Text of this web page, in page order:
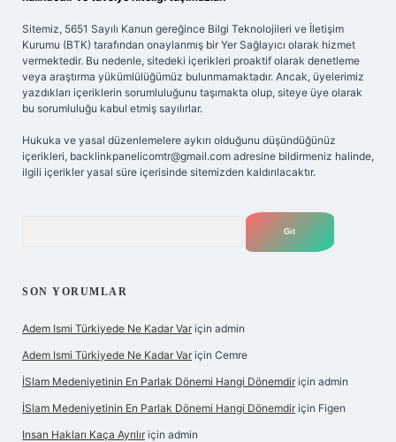
Sitemiz, 5651 Sayılı Kanun gereğince Bilgi Teknolojileri ve İletişim
Kurumu (BTK) tarafından onaylanmış bir Yer Sağlayıcı olarak hizmet
vermektedir. Bu nedenle, sitedeki içerikleri proaktif olarak denetleme
veya araştırma yükümlülüğümüz bulunmamaktadır. Ancak, üyelerimiz
yazdıkları içeriklerin sorumluluğunu taşımakta olup, siteye üye olarak
bu sorumluluğu kabul etmiş sayılırlar.
Hukuka ve yasal düzenlemelere aykırı olduğunu düşündüğünüz
içerikleri, backlinkpanelicomtr@gmail.com adresine bildirmeniz halinde,
ilgili içerikler yasal süre içerisinde sitemizden kaldırılacaktır.
SON YORUMLAR
Adem Ismi Türkiyede Ne Kadar Var için admin
Adem Ismi Türkiyede Ne Kadar Var için Cemre
İSlam Medeniyetinin En Parlak Dönemi Hangi Dönemdir için admin
İSlam Medeniyetinin En Parlak Dönemi Hangi Dönemdir için Figen
Insan Hakları Kaça Ayrılır için admin